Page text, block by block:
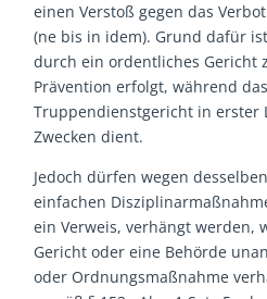
einen Verstoß gegen das
(ne bis in idem). Grund dafür
durch ein ordentliches Gericht
Prävention erfolgt, während
Truppendienstgericht in erster
Zwecken dient.
Jedoch dürfen wegen
einfachen
ein Verweis, verhängt werden,
Gericht oder eine Behörde
oder Ordnungsmaßnahme